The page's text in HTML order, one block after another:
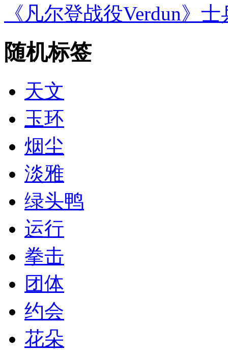
《凡尔登战役Verdun》
随机标签
天文
玉环
烟尘
淡雅
绿头鸭
运行
拳击
团体
约会
花朵